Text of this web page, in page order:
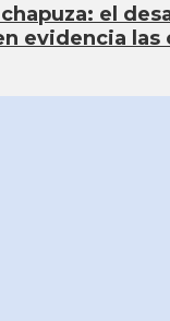
el
evidencia las